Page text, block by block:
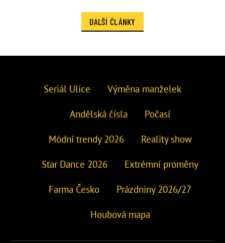
DALŠÍ ČLÁNKY
Seriál Ulice Výměna manželek
Andělská čísla Počasí
Módní trendy 2026 Reality show
Star Dance 2026 Extrémní proměny
Farma Česko Prázdniny 2026/27
Houbová mapa